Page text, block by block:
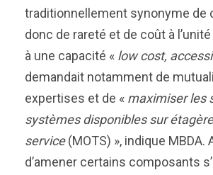
traditionnellement synonyme de
donc de rareté et de coût à
à une capacité « low cost,
demandait notamment de
expertises et de « maximiser les
systèmes disponibles sur étagère
service(MOTS) », indique MBDA.
d’amener certains composants